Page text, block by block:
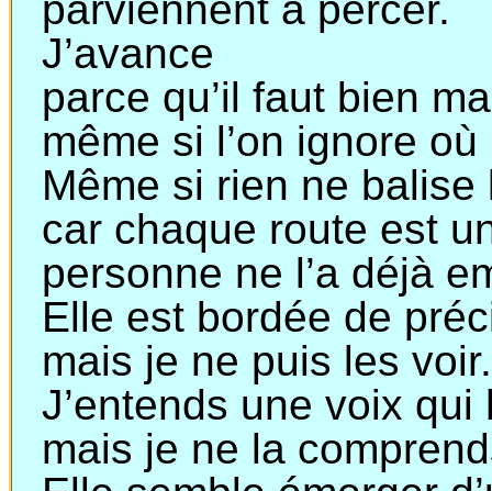
J’avance
parce qu’il faut bien
même si l’on ignore où
Même si rien ne balise
car chaque route est
personne ne l’a déjà
Elle est bordée de
mais je ne puis les
J’entends une voix
mais je ne la